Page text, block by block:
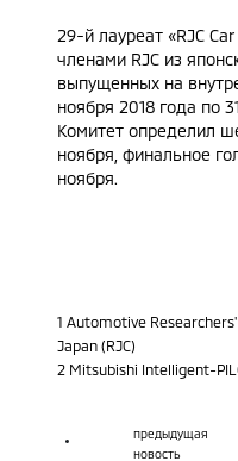
29-й лауреат «RJC
членами RJC из
выпущенных на
ноября 2018 года по
Комитет определил
ноября, финальное
ноября.
1 Automotive
Japan (RJC)
2 Mitsubishi Intelligent-
предыдущая
новость